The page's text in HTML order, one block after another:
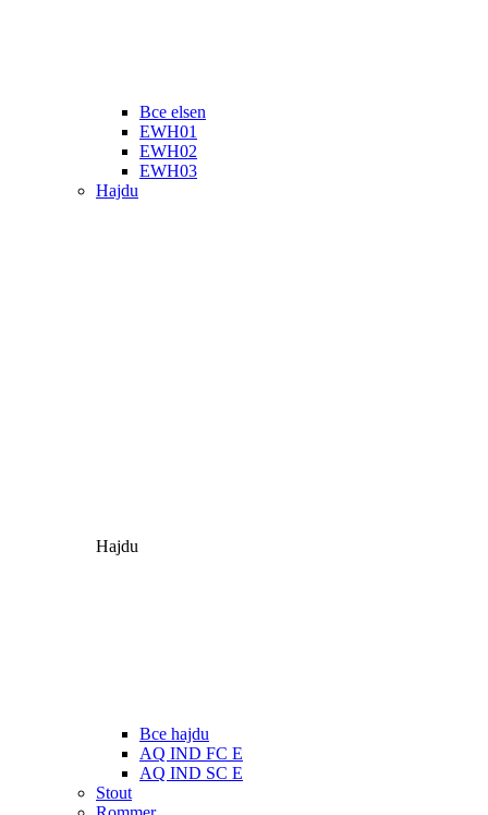
Все elsen
EWH01
EWH02
EWH03
Hajdu
Hajdu
Все hajdu
AQ IND FC E
AQ IND SC E
Stout